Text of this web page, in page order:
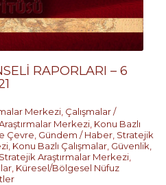
RAPORLARI – 6
Merkezi Çalışmalar /
Merkezi Konu Bazlı
Çevre Gündem / Haber Stratejik
Konu Bazlı Çalışmalar Güvenlik,
Stratejik Araştırmalar Merkezi
Küresel/Bölgesel Nüfuz